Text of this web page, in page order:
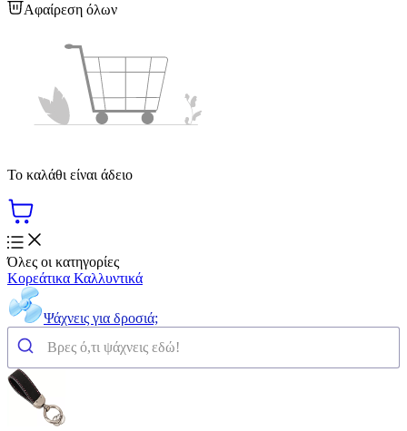
Αφαίρεση όλων
Το καλάθι είναι άδειο
Όλες οι κατηγορίες
Κορεάτικα Καλλυντικά
Ψάχνεις για δροσιά;